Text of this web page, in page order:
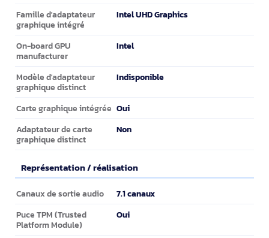
Famille d'adaptateur
graphique intégré
Intel UHD Graphics
On-board GPU
manufacturer
Intel
Modèle d'adaptateur
graphique distinct
Indisponible
Carte graphique intégrée Oui
Adaptateur de carte
graphique distinct
Non
Représentation / réalisation
Représentation / réalisation
Canaux de sortie audio 7.1 canaux
Puce TPM (Trusted
Platform Module)
Oui